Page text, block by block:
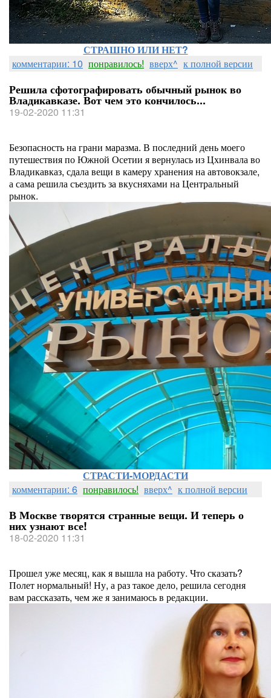
СТРАШНО ИЛИ НЕТ?
комментарии: 10 понравилось! вверх^ к полной версии
Решила сфотографировать обычный рынок во
Владикавказе. Вот чем это кончилось...
19-02-2020 11:31
Безопасность на грани маразма. В последний день моего
путешествия по Южной Осетии я вернулась из Цхинвала во
Владикавказ, сдала вещи в камеру хранения на автовокзале,
а сама решила съездить за вкусняхами на Центральный
рынок.
СТРАСТИ-МОРДАСТИ
комментарии: 6 понравилось! вверх^ к полной версии
В Москве творятся странные вещи. И теперь о
них узнают все!
18-02-2020 11:31
Прошел уже месяц, как я вышла на работу. Что сказать?
Полет нормальный! Ну, а раз такое дело, решила сегодня
вам рассказать, чем же я занимаюсь в редакции.